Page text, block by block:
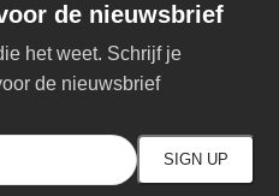
de nieuwsbrief
het weet. Schrijf je
de nieuwsbrief